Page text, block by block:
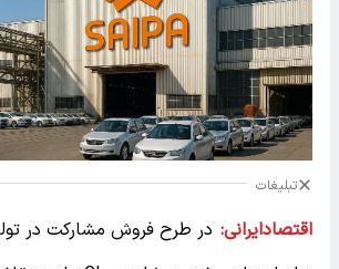
تبلیغات
اقتصادایرانی: در طرح فروش مشارکت در